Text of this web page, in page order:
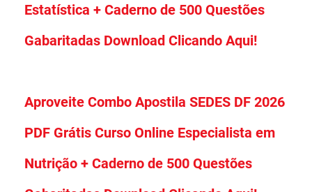
Estatística + Caderno de 500 Questões
Gabaritadas Download Clicando Aqui!
Aproveite Combo Apostila SEDES DF 2026
PDF Grátis Curso Online Especialista em
Nutrição + Caderno de 500 Questões